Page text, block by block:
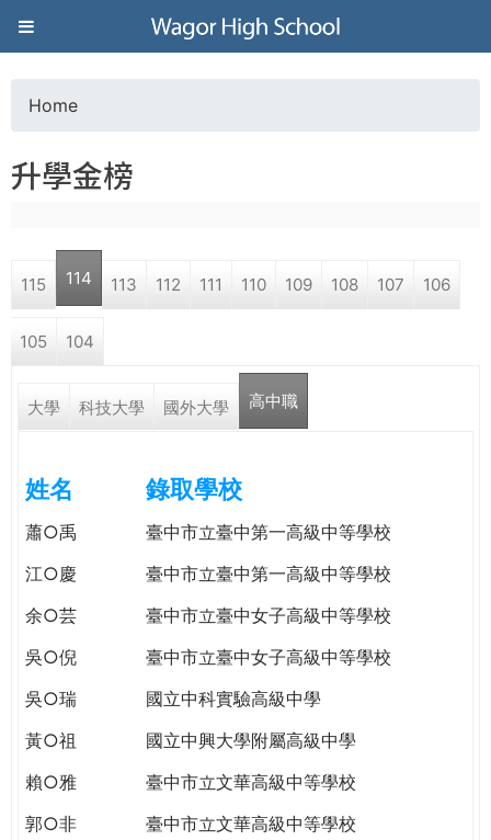
Jump to navigation
葳
格
高
學
格。
o
a
r
e
r
e
Home
升學金榜
115 114 113 112 111 110 109 108 107 106
105 104
大學 科技大學 國外大學 高中職
姓名 錄取學校
蕭○禹
臺中市立臺中第一高級中等學校
江○慶
臺中市立臺中第一高級中等學校
余○芸
臺中市立臺中女子高級中等學校
吳○倪
臺中市立臺中女子高級中等學校
吳○瑞
國立中科實驗高級中學
黃○祖
國立中興大學附屬高級中學
賴○雅
臺中市立文華高級中等學校
郭○非
臺中市立文華高級中等學校